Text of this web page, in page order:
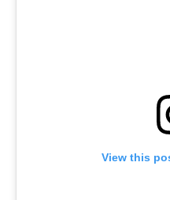
View this